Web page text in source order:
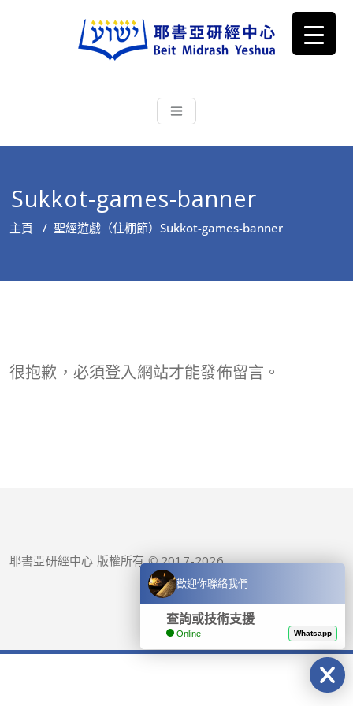
耶書亞研經中心
根源明白聖經，成為更好的門徒
Sukkot-games-banner
主頁 / 聖經遊戲（住棚節） Sukkot-games-banner
很抱歉，必須登入網站才能發佈留言。
耶書亞研經中心 版權所有 © 2017-2026
歡迎你聯絡我們
查詢或技術支援
Online Whatsapp